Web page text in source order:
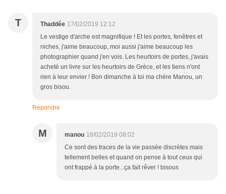
T Thaddée 17/02/2019 12:12
Le vestige d'arche est magnifique ! Et les portes, fenêtres et
niches, j'aime beaucoup, moi aussi j'aime beaucoup les
photographier quand j'en vois. Les heurtoirs de portes, j'avais
acheté un livre sur les heurtoirs de Grèce, et les tiens n'ont
rien à leur envier ! Bon dimanche à toi ma chère Manou, un
gros bisou.
Répondre
M manou 18/02/2019 08:02
Ce sont des traces de la vie passée discrètes mais
tellement belles et quand on pense à tout ceux qui
ont frappé à la porte...ça fait rêver ! bisous